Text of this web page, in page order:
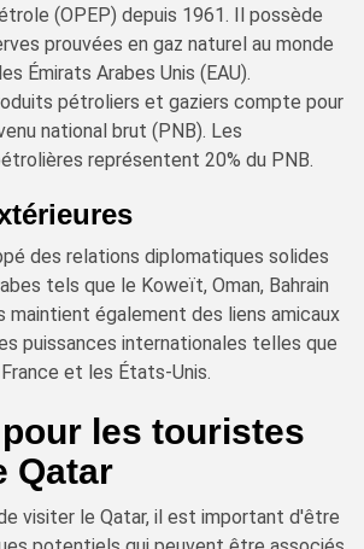
(OPEP) depuis 1961. Il possède
prouvées en gaz naturel au monde
Émirats Arabes Unis (EAU).
pétroliers et gaziers compte pour
national brut (PNB). Les
représentent 20% du PNB.
des relations diplomatiques solides
tels que le Koweït, Oman, Bahrain
maintient également des liens amicaux
puissances internationales telles que
et les États-Unis.
les touristes
Qatar
visiter le Qatar, il est important d'être